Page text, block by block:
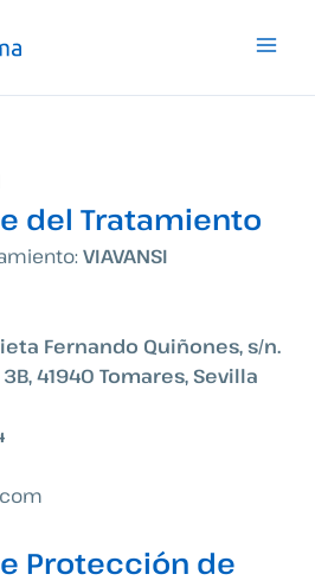
del Tratamiento
VIAVANSI
Fernando Quiñones, s/n.
41940 Tomares, Sevilla
Protección de